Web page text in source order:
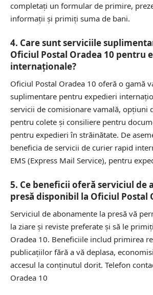
completați un formular de primire,
informații și primiți suma de bani.
4. Care sunt serviciile
Oficiul Postal Oradea 10 pentru
internaționale?
Oficiul Postal Oradea 10 oferă o gamă
suplimentare pentru expedieri
servicii de comisionare vamală, opțiuni
pentru colete și consiliere pentru
pentru expedieri în străinătate. De
beneficia de servicii de curier rapid
EMS (Express Mail Service), pentru
5. Ce beneficii oferă serviciul de
presă disponibil la Oficiul Postal
Serviciul de abonamente la presă vă
la ziare și reviste preferate și să le
Oradea 10. Beneficiile includ primirea
publicațiilor fără a vă deplasa,
accesul la conținutul dorit. Telefon
Oradea 10